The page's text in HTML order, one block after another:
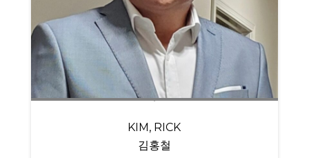
KIM, RICK
김홍철